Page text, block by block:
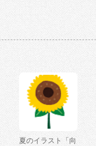
夏のイラスト「向